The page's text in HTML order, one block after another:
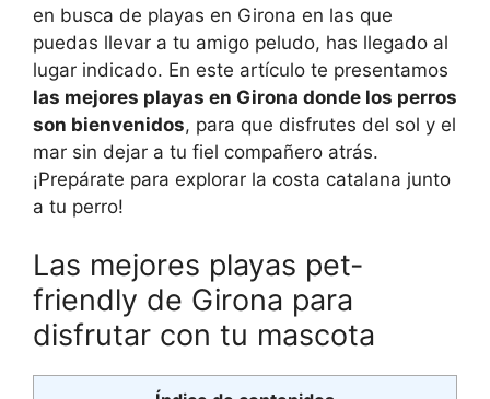
en busca de playas en Girona en las que
puedas llevar a tu amigo peludo, has llegado al
lugar indicado. En este artículo te presentamos
las mejores playas en Girona donde los perros
son bienvenidos, para que disfrutes del sol y el
mar sin dejar a tu fiel compañero atrás.
¡Prepárate para explorar la costa catalana junto
a tu perro!
Las mejores playas pet-
friendly de Girona para
disfrutar con tu mascota